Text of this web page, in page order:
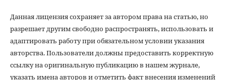
Данная лицензия сохраняет за автором права на статью, но
разрешает другим свободно распространять, использовать и
адаптировать работу при обязательном условии указания
авторства. Пользователи должны предоставить корректную
ссылку на оригинальную публикацию в нашем журнале,
указать имена авторов и отметить факт внесения изменений